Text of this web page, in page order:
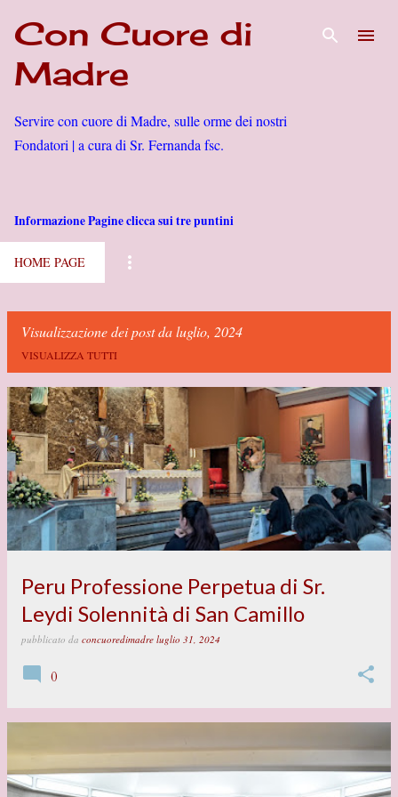
Passa ai contenuti principali
Con Cuore di
Madre
Servire con cuore di Madre, sulle orme dei nostri
Fondatori | a cura di Sr. Fernanda fsc.
Informazione Pagine clicca sui tre puntini
HOME PAGE
Visualizzazione dei post da luglio, 2024
VISUALIZZA TUTTI
P
o
Peru Professione Perpetua di Sr.
Leydi Solennità di San Camillo
pubblicato da concuoredimadre luglio 31, 2024
0